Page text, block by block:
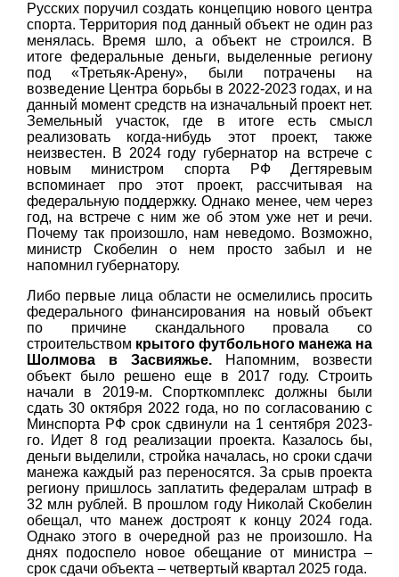
Русских поручил создать концепцию нового центра
спорта. Территория под данный объект не один раз
менялась. Время шло, а объект не строился. В
итоге федеральные деньги, выделенные региону
под «Третьяк-Арену», были потрачены на
возведение Центра борьбы в 2022-2023 годах, и на
данный момент средств на изначальный проект нет.
Земельный участок, где в итоге есть смысл
реализовать когда-нибудь этот проект, также
неизвестен. В 2024 году губернатор на встрече с
новым министром спорта РФ Дегтяревым
вспоминает про этот проект, рассчитывая на
федеральную поддержку. Однако менее, чем через
год, на встрече с ним же об этом уже нет и речи.
Почему так произошло, нам неведомо. Возможно,
министр Скобелин о нем просто забыл и не
напомнил губернатору.
Либо первые лица области не осмелились просить
федерального финансирования на новый объект
по причине скандального провала со
строительством крытого футбольного манежа на
Шолмова в Засвияжье.
Напомним, возвести
объект было решено еще в 2017 году. Строить
начали в 2019-м. Спорткомплекс должны были
сдать 30 октября 2022 года, но по согласованию с
Минспорта РФ срок сдвинули на 1 сентября 2023-
го. Идет 8 год реализации проекта. Казалось бы,
деньги выделили, стройка началась, но сроки сдачи
манежа каждый раз переносятся. За срыв проекта
региону пришлось заплатить федералам штраф в
32 млн рублей. В прошлом году Николай Скобелин
обещал, что манеж достроят к концу 2024 года.
Однако этого в очередной раз не произошло. На
днях подоспело новое обещание от министра –
срок сдачи объекта – четвертый квартал 2025 года.